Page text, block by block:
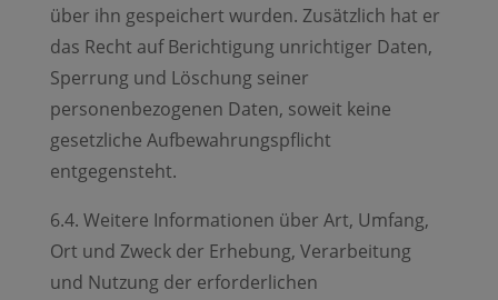
über ihn gespeichert wurden. Zusätzlich hat er
das Recht auf Berichtigung unrichtiger Daten,
Sperrung und Löschung seiner
personenbezogenen Daten, soweit keine
gesetzliche Aufbewahrungspflicht
entgegensteht.
6.4. Weitere Informationen über Art, Umfang,
Ort und Zweck der Erhebung, Verarbeitung
und Nutzung der erforderlichen